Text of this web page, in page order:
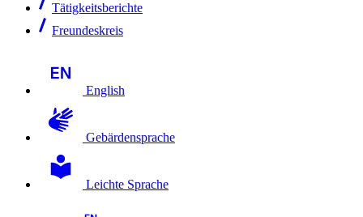
Tätigkeitsberichte
Freundeskreis
English
Gebärdensprache
Leichte Sprache